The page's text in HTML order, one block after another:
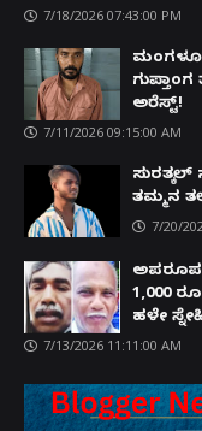
7/18/2026 07:43:00 PM
ಅರೆಸ್ಟ್!
7/11/2026 09:15:00 AM
ಸುರತ್ಕಲ್
ತಮ್ಮನ
7/20/
1,000
ಹಳೇ
7/13/2026 11:11:00 AM